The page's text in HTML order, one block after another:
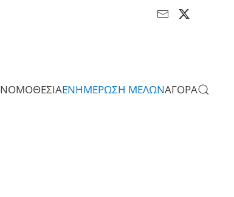
ΝΟΜΟΘΕΣΙΑΕΝΗΜΕΡΩΣΗ ΜΕΛΩΝΑΓΟΡΑ